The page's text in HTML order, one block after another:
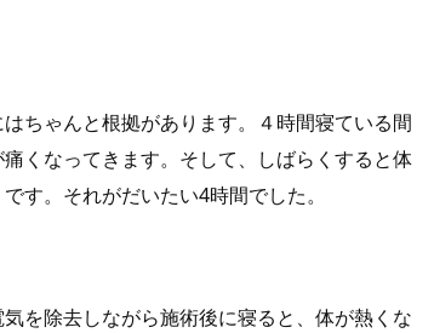
ちゃんと根拠があります。４時間寝ている間
くなってきます。そして、しばらくすると体
す。それがだいたい4時間でした。
を除去しながら施術後に寝ると、体が熱くな